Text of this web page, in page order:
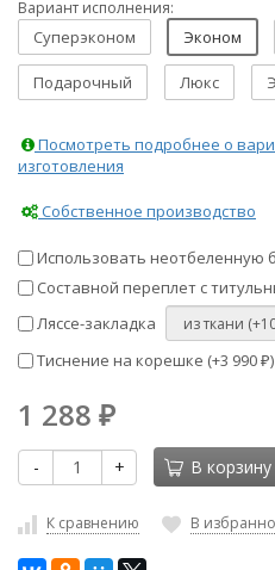
Вариант исполнения:
Суперэконом Эконом
Подарочный Люкс
Посмотреть подробнее о
изготовления
Собственное производство
Использовать неотбеленную
Составной переплет с
Ляссе-закладка
Тиснение на корешке (+3 990 ₽)
1 288 ₽
- + В корзину
К сравнению В